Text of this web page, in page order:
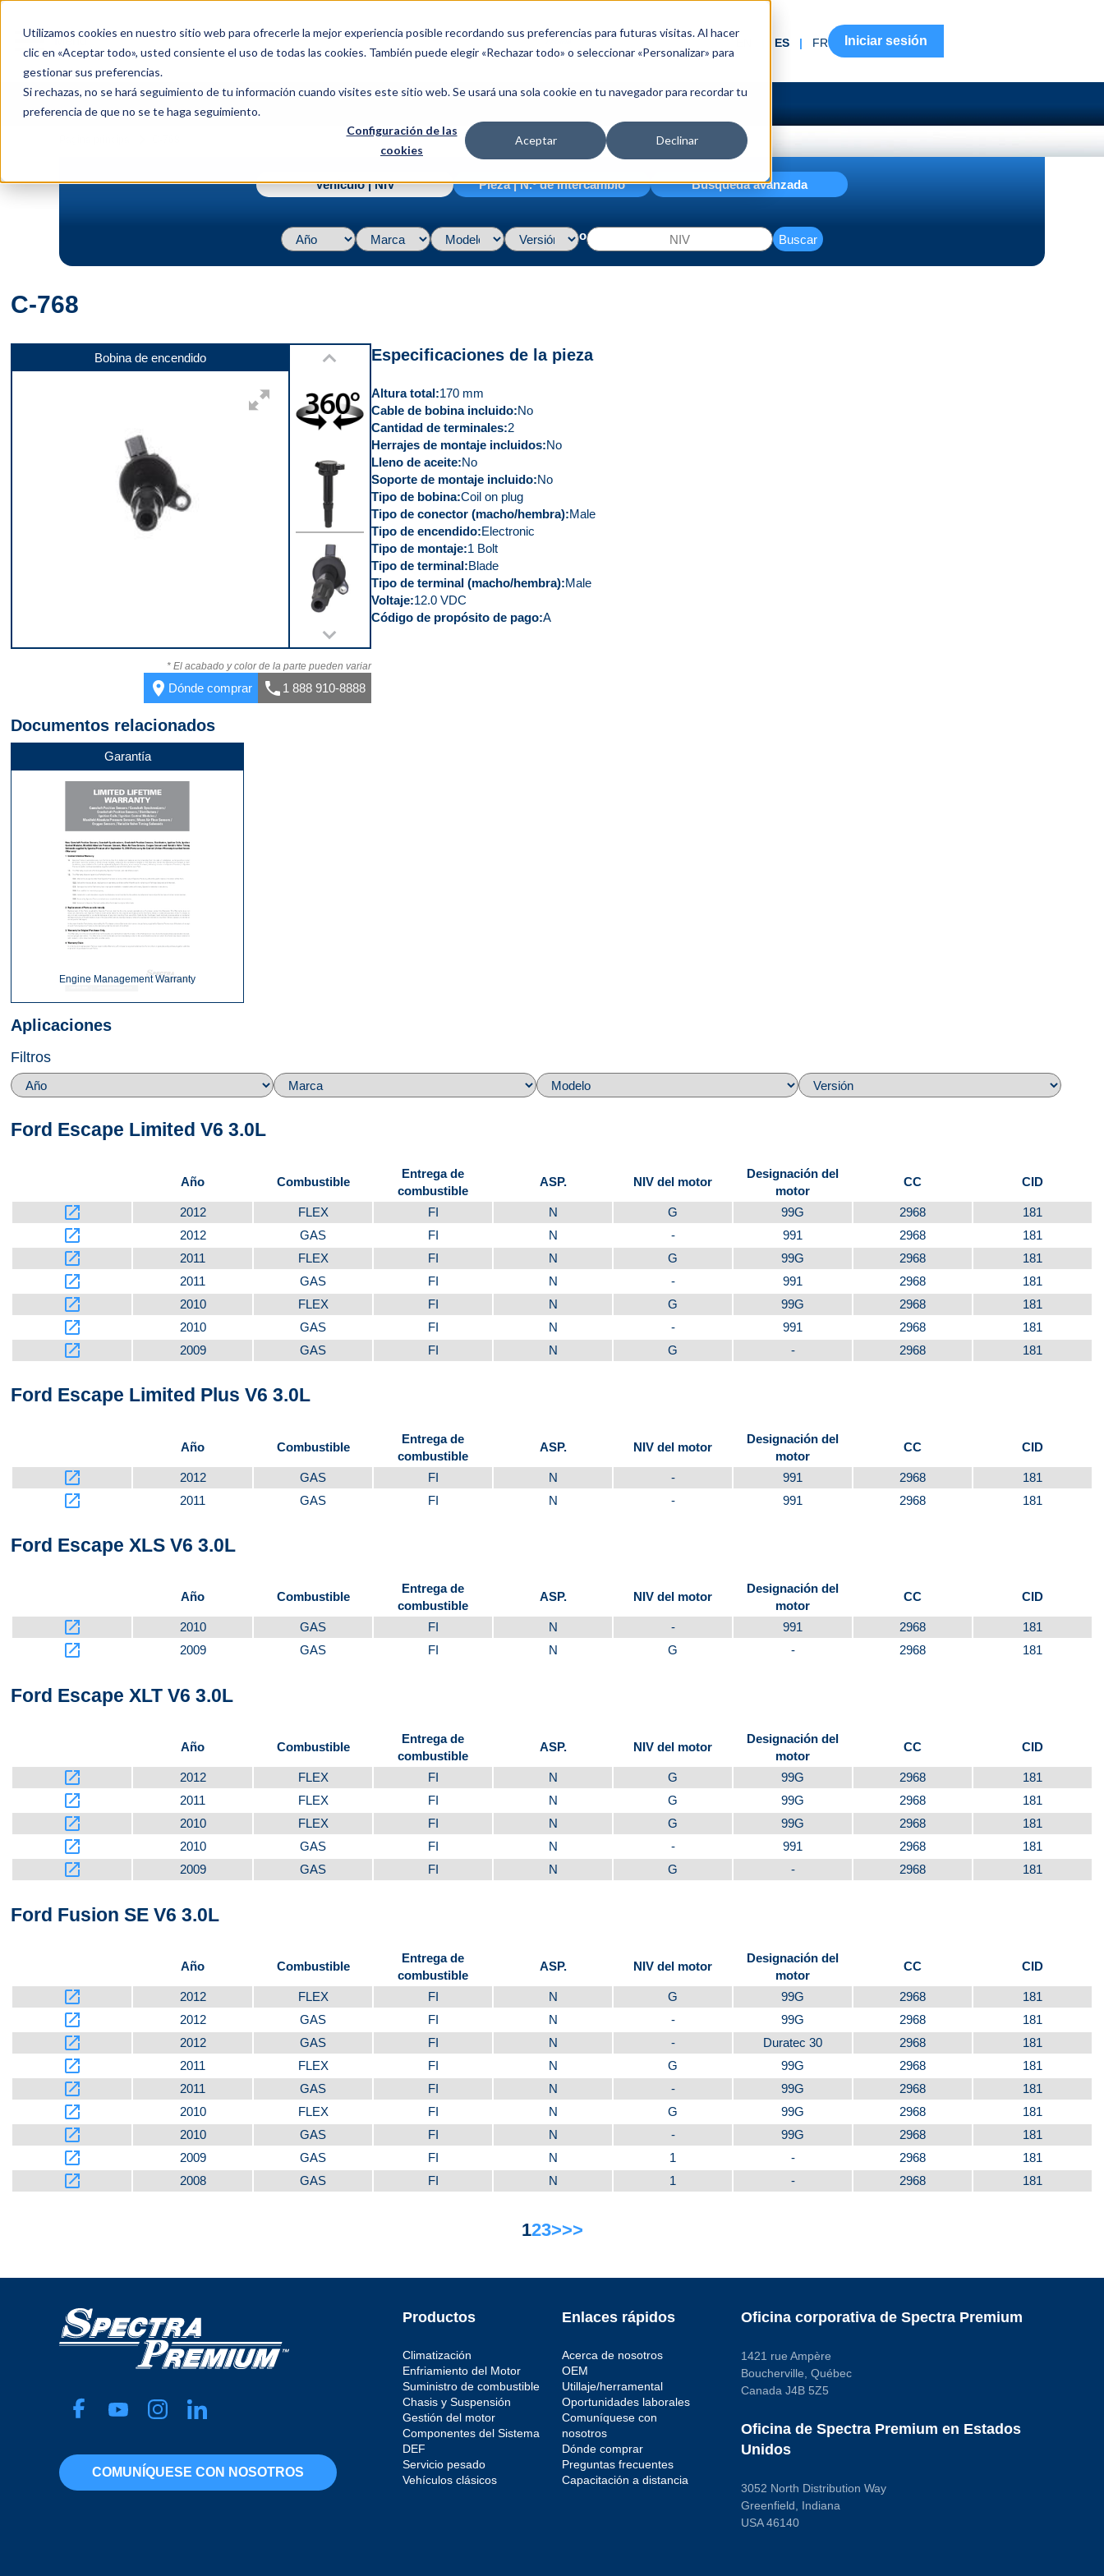
Utilizamos cookies en nuestro sitio web para ofrecerle la mejor experiencia posible recordando sus preferencias para futuras visitas. Al hacer
clic en «Aceptar todo», usted consiente el uso de todas las cookies. También puede elegir «Rechazar todo» o seleccionar «Personalizar» para
gestionar sus preferencias.
Si rechazas, no se hará seguimiento de tu información cuando visites este sitio web. Se usará una sola cookie en tu navegador para recordar tu
preferencia de que no se te haga seguimiento.
Configuración de las
cookies
Aceptar Declinar
menu Menu ES | FR Iniciar sesión
Vehículo | NIV Pieza | N.º de intercambio Búsqueda avanzada
o Buscar
C-768
Bobina de encendido
Parte inferior
Parte superior
360
Parte superior
Parte inferior
Parte delantera
* El acabado y color de la parte pueden variar
place Dónde comprar call 1 888 910-8888
Especificaciones de la pieza
Altura total 170 mm
Cable de bobina incluido No
Cantidad de terminales 2
Herrajes de montaje incluidos No
Lleno de aceite No
Soporte de montaje incluido No
Tipo de bobina Coil on plug
Tipo de conector (macho/hembra) Male
Tipo de encendido Electronic
Tipo de montaje 1 Bolt
Tipo de terminal Blade
Tipo de terminal (macho/hembra) Male
Voltaje 12.0 VDC
Código de propósito de pago A
Documentos relacionados
Garantía
Engine Management Warranty
Aplicaciones
Filtros
Ford Escape Limited V6 3.0L
Año Combustible
Entrega de
combustible
ASP. NIV del motor
Designación del
motor
CC CID
launch 2012 FLEX FI N G 99G 2968 181
launch 2012 GAS FI N - 991 2968 181
launch 2011 FLEX FI N G 99G 2968 181
launch 2011 GAS FI N - 991 2968 181
launch 2010 FLEX FI N G 99G 2968 181
launch 2010 GAS FI N - 991 2968 181
launch 2009 GAS FI N G - 2968 181
Ford Escape Limited Plus V6 3.0L
Año Combustible
Entrega de
combustible
ASP. NIV del motor
Designación del
motor
CC CID
launch 2012 GAS FI N - 991 2968 181
launch 2011 GAS FI N - 991 2968 181
Ford Escape XLS V6 3.0L
Año Combustible
Entrega de
combustible
ASP. NIV del motor
Designación del
motor
CC CID
launch 2010 GAS FI N - 991 2968 181
launch 2009 GAS FI N G - 2968 181
Ford Escape XLT V6 3.0L
Año Combustible
Entrega de
combustible
ASP. NIV del motor
Designación del
motor
CC CID
launch 2012 FLEX FI N G 99G 2968 181
launch 2011 FLEX FI N G 99G 2968 181
launch 2010 FLEX FI N G 99G 2968 181
launch 2010 GAS FI N - 991 2968 181
launch 2009 GAS FI N G - 2968 181
Ford Fusion SE V6 3.0L
Año Combustible
Entrega de
combustible
ASP. NIV del motor
Designación del
motor
CC CID
launch 2012 FLEX FI N G 99G 2968 181
launch 2012 GAS FI N - 99G 2968 181
launch 2012 GAS FI N - Duratec 30 2968 181
launch 2011 FLEX FI N G 99G 2968 181
launch 2011 GAS FI N - 99G 2968 181
launch 2010 FLEX FI N G 99G 2968 181
launch 2010 GAS FI N - 99G 2968 181
launch 2009 GAS FI N 1 - 2968 181
launch 2008 GAS FI N 1 - 2968 181
123>>>
COMUNÍQUESE CON NOSOTROS
Productos
Climatización
Enfriamiento del Motor
Suministro de combustible
Chasis y Suspensión
Gestión del motor
Componentes del Sistema
DEF
Servicio pesado
Vehículos clásicos
Enlaces rápidos
Acerca de nosotros
OEM
Utillaje/herramental
Oportunidades laborales
Comuníquese con
nosotros
Dónde comprar
Preguntas frecuentes
Capacitación a distancia
Oficina corporativa de Spectra Premium
1421 rue Ampère
Boucherville, Québec
Canada J4B 5Z5
Oficina de Spectra Premium en Estados
Unidos
3052 North Distribution Way
Greenfield, Indiana
USA 46140